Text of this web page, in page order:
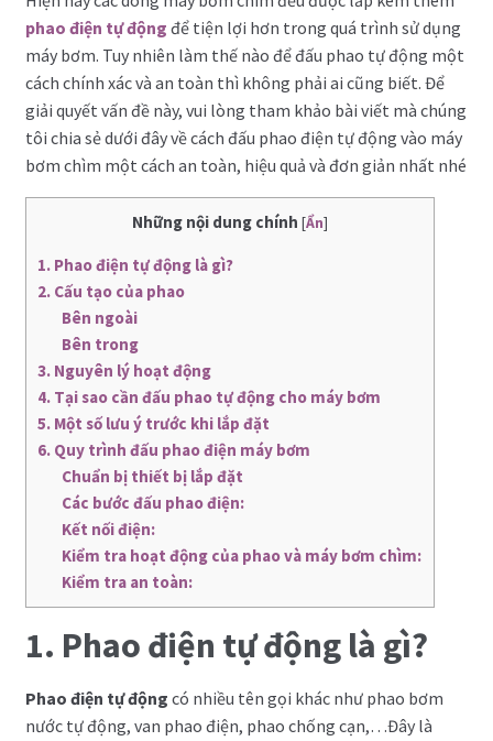
phao điện tự động để tiện lợi hơn trong quá trình sử dụng
máy bơm. Tuy nhiên làm thế nào để đấu phao tự động một
cách chính xác và an toàn thì không phải ai cũng biết. Để
giải quyết vấn đề này, vui lòng tham khảo bài viết mà chúng
tôi chia sẻ dưới đây về cách đấu phao điện tự động vào máy
bơm chìm một cách an toàn, hiệu quả và đơn giản nhất nhé
Những nội dung chính [Ẩn]
1. Phao điện tự động là gì?
2. Cấu tạo của phao
Bên ngoài
Bên trong
3. Nguyên lý hoạt động
4. Tại sao cần đấu phao tự động cho máy bơm
5. Một số lưu ý trước khi lắp đặt
6. Quy trình đấu phao điện máy bơm
Chuẩn bị thiết bị lắp đặt
Các bước đấu phao điện:
Kết nối điện:
Kiểm tra hoạt động của phao và máy bơm chìm:
Kiểm tra an toàn:
1. Phao điện tự động là gì?
Phao điện tự động có nhiều tên gọi khác như phao bơm
nước tự động, van phao điện, phao chống cạn,…Đây là